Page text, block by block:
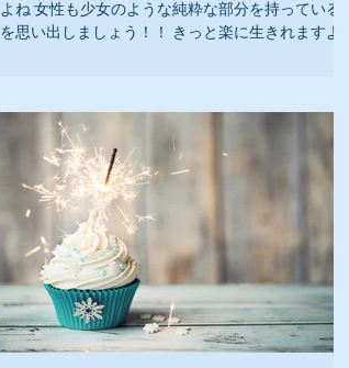
よね 女性も少女のような純粋な部分を持っているの
を思い出しましょう！！ きっと楽に生きれますよ！